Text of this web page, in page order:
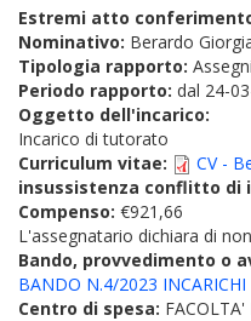
Estremi atto
Nominativo: Berardo
Tipologia rapporto:
Periodo rapporto: dal 24-
Oggetto dell'incarico:
Incarico di tutorato
Curriculum vitae:
CV -
insussistenza conflitto di
Compenso: €921,66
L'assegnatario dichiara di
Bando, provvedimento o
BANDO N.4/2023 INCARICHI
Centro di spesa: FACOLTA'